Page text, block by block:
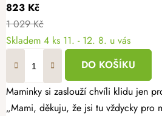
823 Kč
1 029 Kč
Skladem 4 ks 11. - 12. 8. u vás
DO KOŠÍKU
Maminky si zaslouží chvíli klidu jen
„Mami, děkuju, že jsi tu vždycky pro